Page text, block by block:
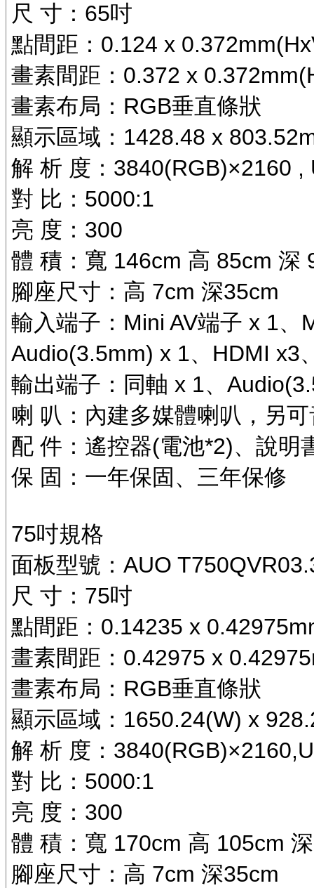
尺 寸：65吋
點間距：0.124 x
畫素間距：0.372 x
畫素布局：RGB垂直條狀
顯示區域：1428.48 x
解 析 度：3840(RGB)×2160 ,
對 比：5000:1
亮 度：300
體 積：寬 146cm 高 85cm 深
腳座尺寸：高 7cm 深35cm
輸入端子：Mini AV端子 x 1
Audio(3.5mm) x 1、HDMI x3
輸出端子：同軸 x 1、
喇 叭：內建多媒體喇叭，另
配 件：遙控器(電池*2)、說明
保 固：一年保固、三年保修
75吋規格
面板型號：AUO
尺 寸：75吋
點間距：0.14235 x
畫素間距：0.42975 x
畫素布局：RGB垂直條狀
顯示區域：1650.24(W) x
解 析 度：
對 比：5000:1
亮 度：300
體 積：寬 170cm 高 105cm
腳座尺寸：高 7cm 深35cm